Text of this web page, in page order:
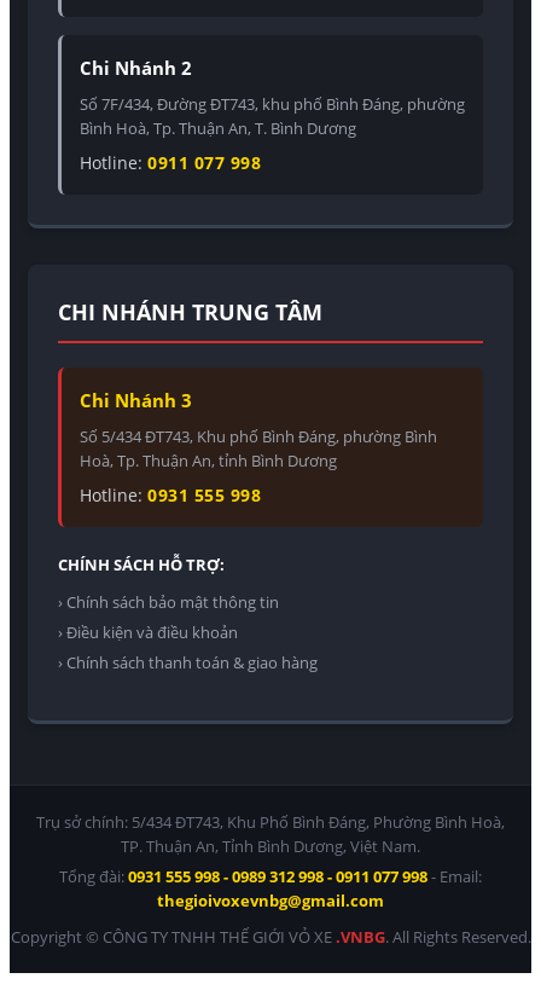
Chi Nhánh 2
Số 7F/434, Đường ĐT743, khu phố Bình Đáng, phường
Bình Hoà, Tp. Thuận An, T. Bình Dương
Hotline: 0911 077 998
CHI NHÁNH TRUNG TÂM
Chi Nhánh 3
Số 5/434 ĐT743, Khu phố Bình Đáng, phường Bình
Hoà, Tp. Thuận An, tỉnh Bình Dương
Hotline: 0931 555 998
CHÍNH SÁCH HỖ TRỢ:
› Chính sách bảo mật thông tin
› Điều kiện và điều khoản
› Chính sách thanh toán & giao hàng
Trụ sở chính: 5/434 ĐT743, Khu Phố Bình Đáng, Phường Bình Hoà,
TP. Thuận An, Tỉnh Bình Dương, Việt Nam.
Tổng đài:0931 555 998 - 0989 312 998 - 0911 077 998- Email:
thegioivoxevnbg@gmail.com
Copyright © CÔNG TY TNHH THẾ GIỚI VỎ XE.VNBG. All Rights Reserved.